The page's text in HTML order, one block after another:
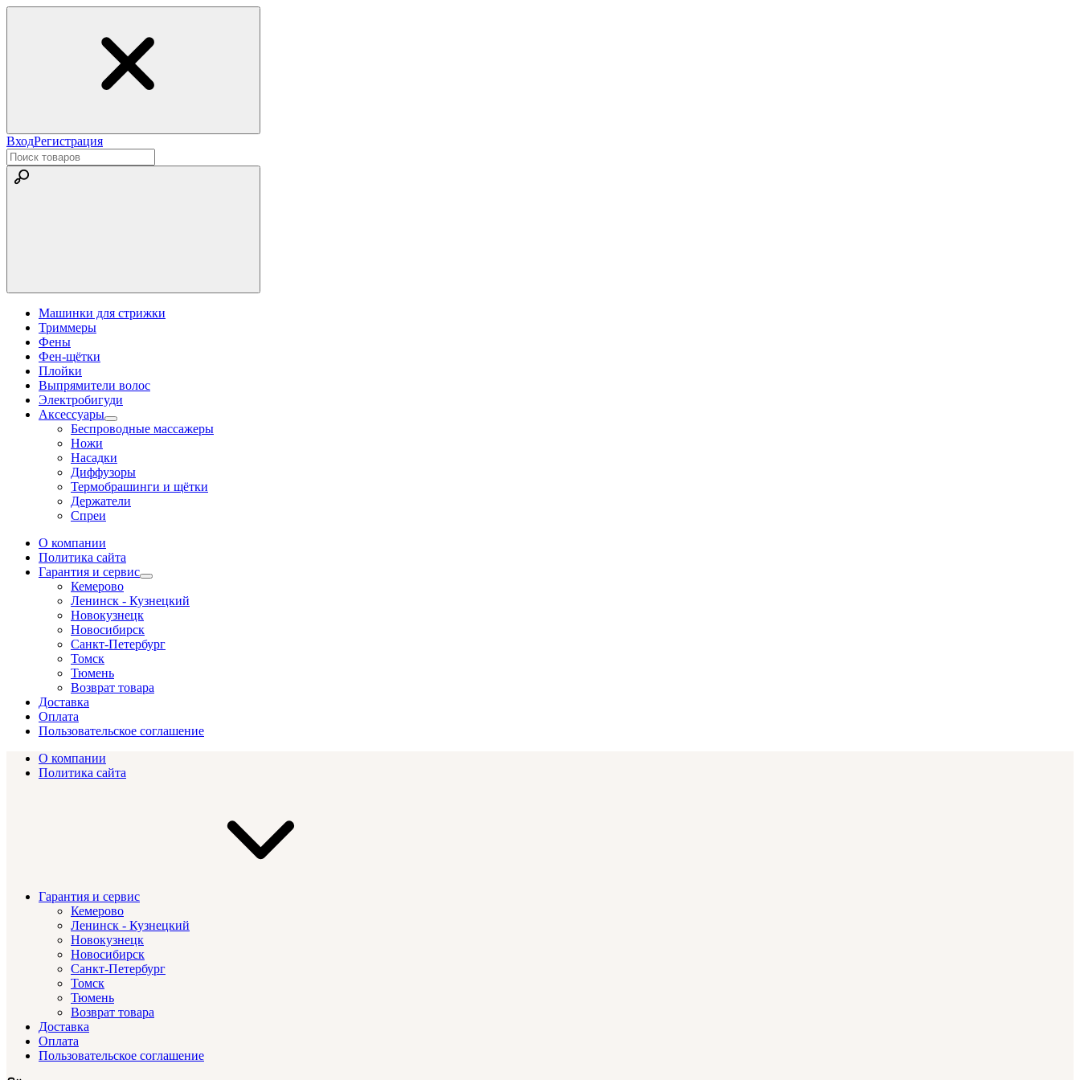
ВходРегистрация
Машинки для стрижки
Триммеры
Фены
Фен-щётки
Плойки
Выпрямители волос
Электробигуди
Аксессуары
Беспроводные массажеры
Ножи
Насадки
Диффузоры
Термобрашинги и щётки
Держатели
Спреи
О компании
Политика сайта
Гарантия и сервис
Кемерово
Ленинск - Кузнецкий
Новокузнецк
Новосибирск
Санкт-Петербург
Томск
Тюмень
Возврат товара
Доставка
Оплата
Пользовательское соглашение
О компании
Политика сайта
Гарантия и сервис
Кемерово
Ленинск - Кузнецкий
Новокузнецк
Новосибирск
Санкт-Петербург
Томск
Тюмень
Возврат товара
Доставка
Оплата
Пользовательское соглашение